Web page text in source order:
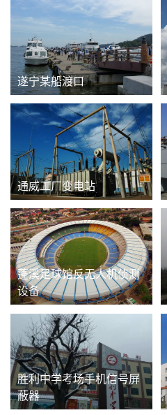
遂宁某船渡口
通威工厂变电站
蓬溪足球馆反无人机侦测
设备
胜利中学考场手机信号屏
蔽器